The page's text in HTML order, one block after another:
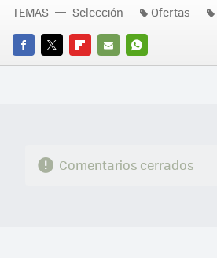
FACEBOOK
TWITTERFLIPBOARD
E-
WHATSAPP
TEMAS Selección Ofertas
Comentarios cerrados